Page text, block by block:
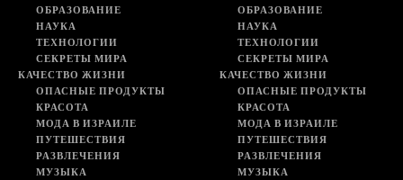
ОБРАЗОВАНИЕ
НАУКА
ТЕХНОЛОГИИ
СЕКРЕТЫ МИРА
КАЧЕСТВО ЖИЗНИ
ОПАСНЫЕ ПРОДУКТЫ
КРАСОТА
МОДА В ИЗРАИЛЕ
ПУТЕШЕСТВИЯ
РАЗВЛЕЧЕНИЯ
МУЗЫКА
ОБРАЗОВАНИЕ
НАУКА
ТЕХНОЛОГИИ
СЕКРЕТЫ МИРА
КАЧЕСТВО ЖИЗНИ
ОПАСНЫЕ ПРОДУКТЫ
КРАСОТА
МОДА В ИЗРАИЛЕ
ПУТЕШЕСТВИЯ
РАЗВЛЕЧЕНИЯ
МУЗЫКА